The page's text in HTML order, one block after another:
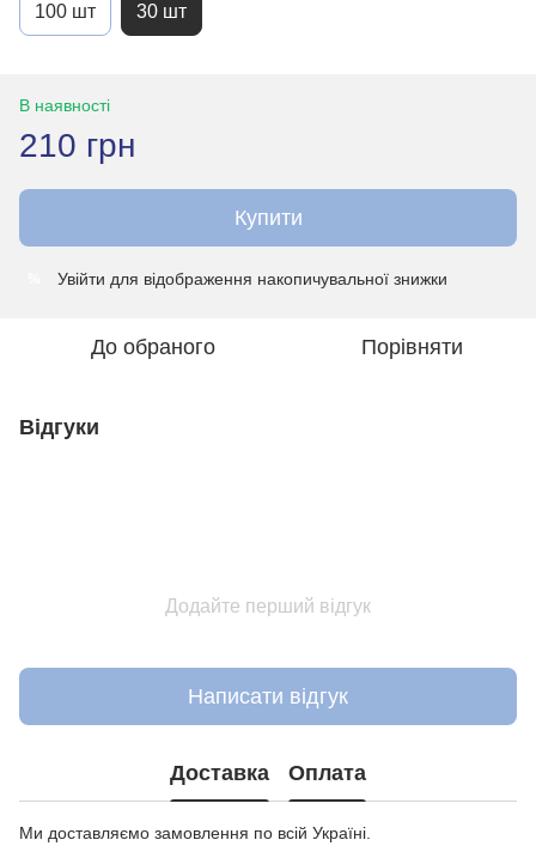
100 шт 30 шт
В наявності
210 грн
Купити
Увійти для відображення накопичувальної знижки
До обраного Порівняти
Відгуки
Додайте перший відгук
Написати відгук
Доставка Оплата
Ми доставляємо замовлення по всій Україні.